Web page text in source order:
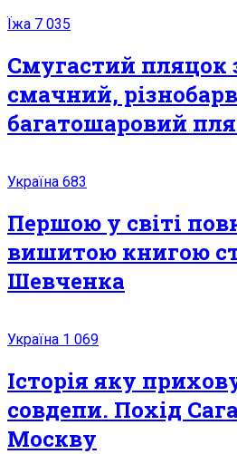
Їжа 7 035
Смугастий пляцок
смачний,
багатошаровий
Україна 683
Першою у світі
вишитою книгою
Шевченка
Україна 1 069
Історія яку
совдепи. Похід
Москву